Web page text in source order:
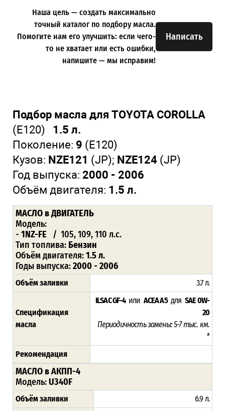
Написать
Наша цель — создать максимально
точный каталог по подбору масла.
Помогите нам его улучшить: если чего-
то не хватает или есть ошибки,
напишите — мы исправим!
Подбор масла для TOYOTA COROLLA
(E120) 1.5 л.
Поколение: 9 (E120)
Кузов: NZE121 (JP); NZE124 (JP)
Год выпуска: 2000 - 2006
Объём двигателя: 1.5 л.
МАСЛО в ДВИГАТЕЛЬ
Модель:
- 1NZ-FE / 105, 109, 110 л.с.
Тип топлива: Бензин
Объём двигателя:1.5 л.
Годы выпуска:2000 - 2006
Объём заливки 3.7 л.
Спецификация
масла
ILSAC GF-4 или ACEA A5для SAE 0W-
20
Периодичность замены: 5-7 тыс. км.
*
Рекомендация
МАСЛО в АКПП-4
Модель:U340F
Объём заливки 6.9 л.